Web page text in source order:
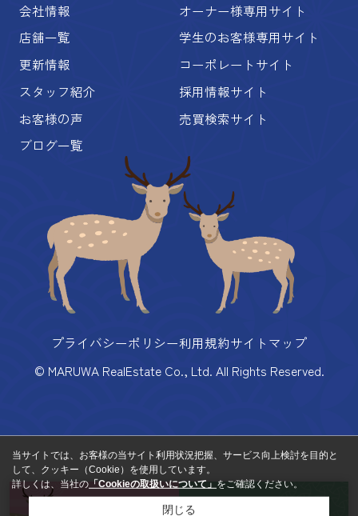
会社情報
店舗一覧
更新情報
スタッフ紹介
お客様の声
ブログ一覧
オーナー様専用サイト
学生のお客様専用サイト
コーポレートサイト
採用情報サイト
売買検索サイト
プライバシーポリシー利用規約サイトマップ
© MARUWA RealEstate Co., Ltd. All Rights Reserved.
来店予約 お問い合わせ
当サイトでは、お客様の当サイト利用状況把握、サービス向上検討を目的と
して、クッキー（Cookie）を使用しています。
詳しくは、当社の 「Cookieの取扱いについて」 をご確認ください。
閉じる